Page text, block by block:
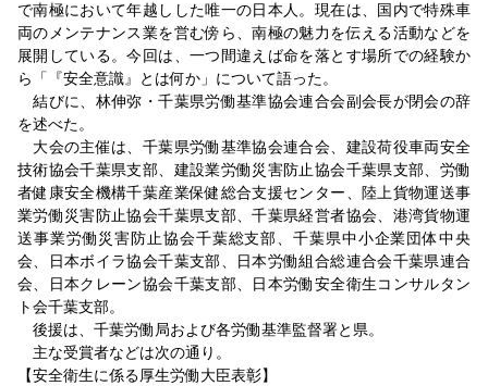
で南極において年越しした唯一の日本人。現在は、国内で特殊車
両のメンテナンス業を営む傍ら、南極の魅力を伝える活動などを
展開している。今回は、一つ間違えば命を落とす場所での経験か
ら「『安全意識』とは何か」について語った。
結びに、林伸弥・千葉県労働基準協会連合会副会長が閉会の辞
を述べた。
大会の主催は、千葉県労働基準協会連合会、建設荷役車両安全
技術協会千葉県支部、建設業労働災害防止協会千葉県支部、労働
者健康安全機構千葉産業保健総合支援センター、陸上貨物運送事
業労働災害防止協会千葉県支部、千葉県経営者協会、港湾貨物運
送事業労働災害防止協会千葉総支部、千葉県中小企業団体中央
会、日本ボイラ協会千葉支部、日本労働組合総連合会千葉県連合
会、日本クレーン協会千葉支部、日本労働安全衛生コンサルタン
ト会千葉支部。
後援は、千葉労働局および各労働基準監督署と県。
主な受賞者などは次の通り。
【安全衛生に係る厚生労働大臣表彰】